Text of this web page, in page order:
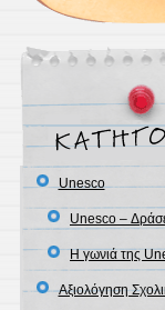
Unesco
Unesco –
Η γωνιά της
Αξιολόγηση